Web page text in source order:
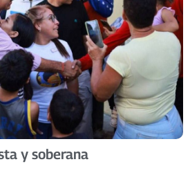
y soberana